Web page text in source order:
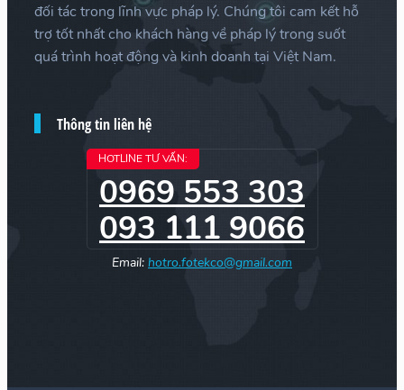
đối tác trong lĩnh vực pháp lý. Chúng tôi cam kết hỗ
trợ tốt nhất cho khách hàng về pháp lý trong suốt
quá trình hoạt động và kinh doanh tại Việt Nam.
Thông tin liên hệ
HOTLINE TƯ VẤN:
0969 553 303
093 111 9066
Email: hotro.fotekco@gmail.com